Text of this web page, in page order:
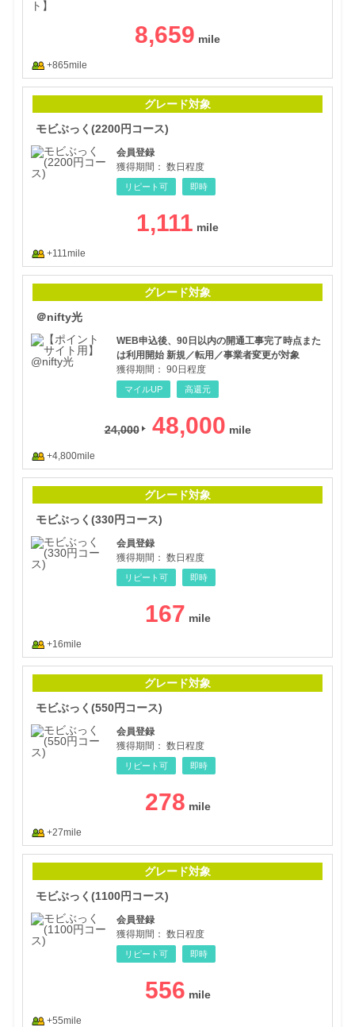
8,659
+865mile
グレード対象
モビぶっく(2200円コース)
会員登録
獲得期間： 数日程度
リピート可 即時
1,111
+111mile
グレード対象
＠nifty光
WEB申込後、90日以内の開通工事完了時点また
は利用開始 新規／転用／事業者変更が対象
獲得期間： 90日程度
マイルUP 高還元
24,000 48,000
+4,800mile
グレード対象
モビぶっく(330円コース)
会員登録
獲得期間： 数日程度
リピート可 即時
167
+16mile
グレード対象
モビぶっく(550円コース)
会員登録
獲得期間： 数日程度
リピート可 即時
278
+27mile
グレード対象
モビぶっく(1100円コース)
会員登録
獲得期間： 数日程度
リピート可 即時
556
+55mile